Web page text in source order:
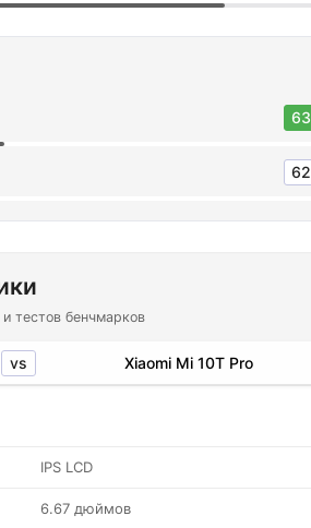
63
62
тестов бенчмарков
vs Xiaomi Mi 10T Pro
IPS LCD
6.67 дюймов